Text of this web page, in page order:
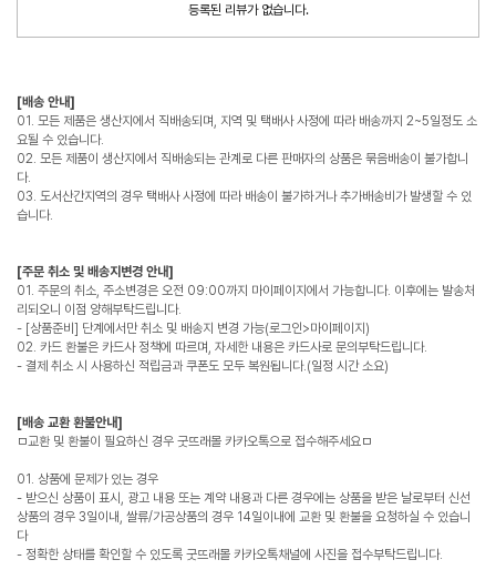
등록된 리뷰가 없습니다.
[배송 안내]
01. 모든 제품은 생산지에서 직배송되며, 지역 및 택배사 사정에 따라 배송까지 2~5일정도 소
요될 수 있습니다.
02. 모든 제품이 생산지에서 직배송되는 관계로 다른 판매자의 상품은 묶음배송이 불가합니
다.
03. 도서산간지역의 경우 택배사 사정에 따라 배송이 불가하거나 추가배송비가 발생할 수 있
습니다.
[주문 취소 및 배송지변경 안내]
01. 주문의 취소, 주소변경은 오전 09:00까지 마이페이지에서 가능합니다. 이후에는 발송처
리되오니 이점 양해부탁드립니다.
- [상품준비] 단계에서만 취소 및 배송지 변경 가능(로그인>마이페이지)
02. 카드 환불은 카드사 정책에 따르며, 자세한 내용은 카드사로 문의부탁드립니다.
- 결제 취소 시 사용하신 적립금과 쿠폰도 모두 복원됩니다.(일정 시간 소요)
[배송 교환 환불안내]
ㅁ교환 및 환불이 필요하신 경우 굿뜨래몰 카카오톡으로 접수해주세요ㅁ
01. 상품에 문제가 있는 경우
- 받으신 상품이 표시, 광고 내용 또는 계약 내용과 다른 경우에는 상품을 받은 날로부터 신선
상품의 경우 3일이내, 쌀류/가공상품의 경우 14일이내에 교환 및 환불을 요청하실 수 있습니
다
- 정확한 상태를 확인할 수 있도록 굿뜨래몰 카카오톡채널에 사진을 접수부탁드립니다.